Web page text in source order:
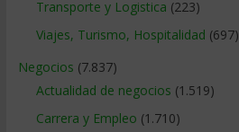
Transporte y Logistica (223)
Viajes, Turismo, Hospitalidad (697)
Negocios (7.837)
Actualidad de negocios (1.519)
Carrera y Empleo (1.710)